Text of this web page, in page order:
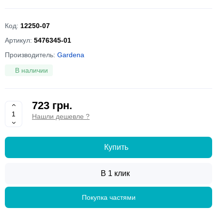
Код: 12250-07
Артикул: 5476345-01
Производитель: Gardena
В наличии
723 грн.
Нашли дешевле ?
Купить
В 1 клик
Покупка частями